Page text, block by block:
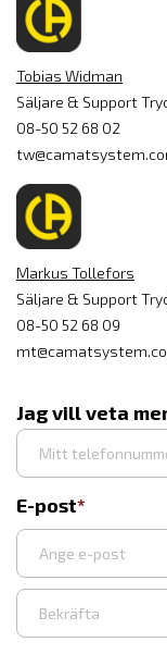
Tobias Widman
Säljare & Support
08-50 52 68 02
Markus Tollefors
Säljare & Support
08-50 52 68 09
Jag vill veta
E-post
Ange
e-